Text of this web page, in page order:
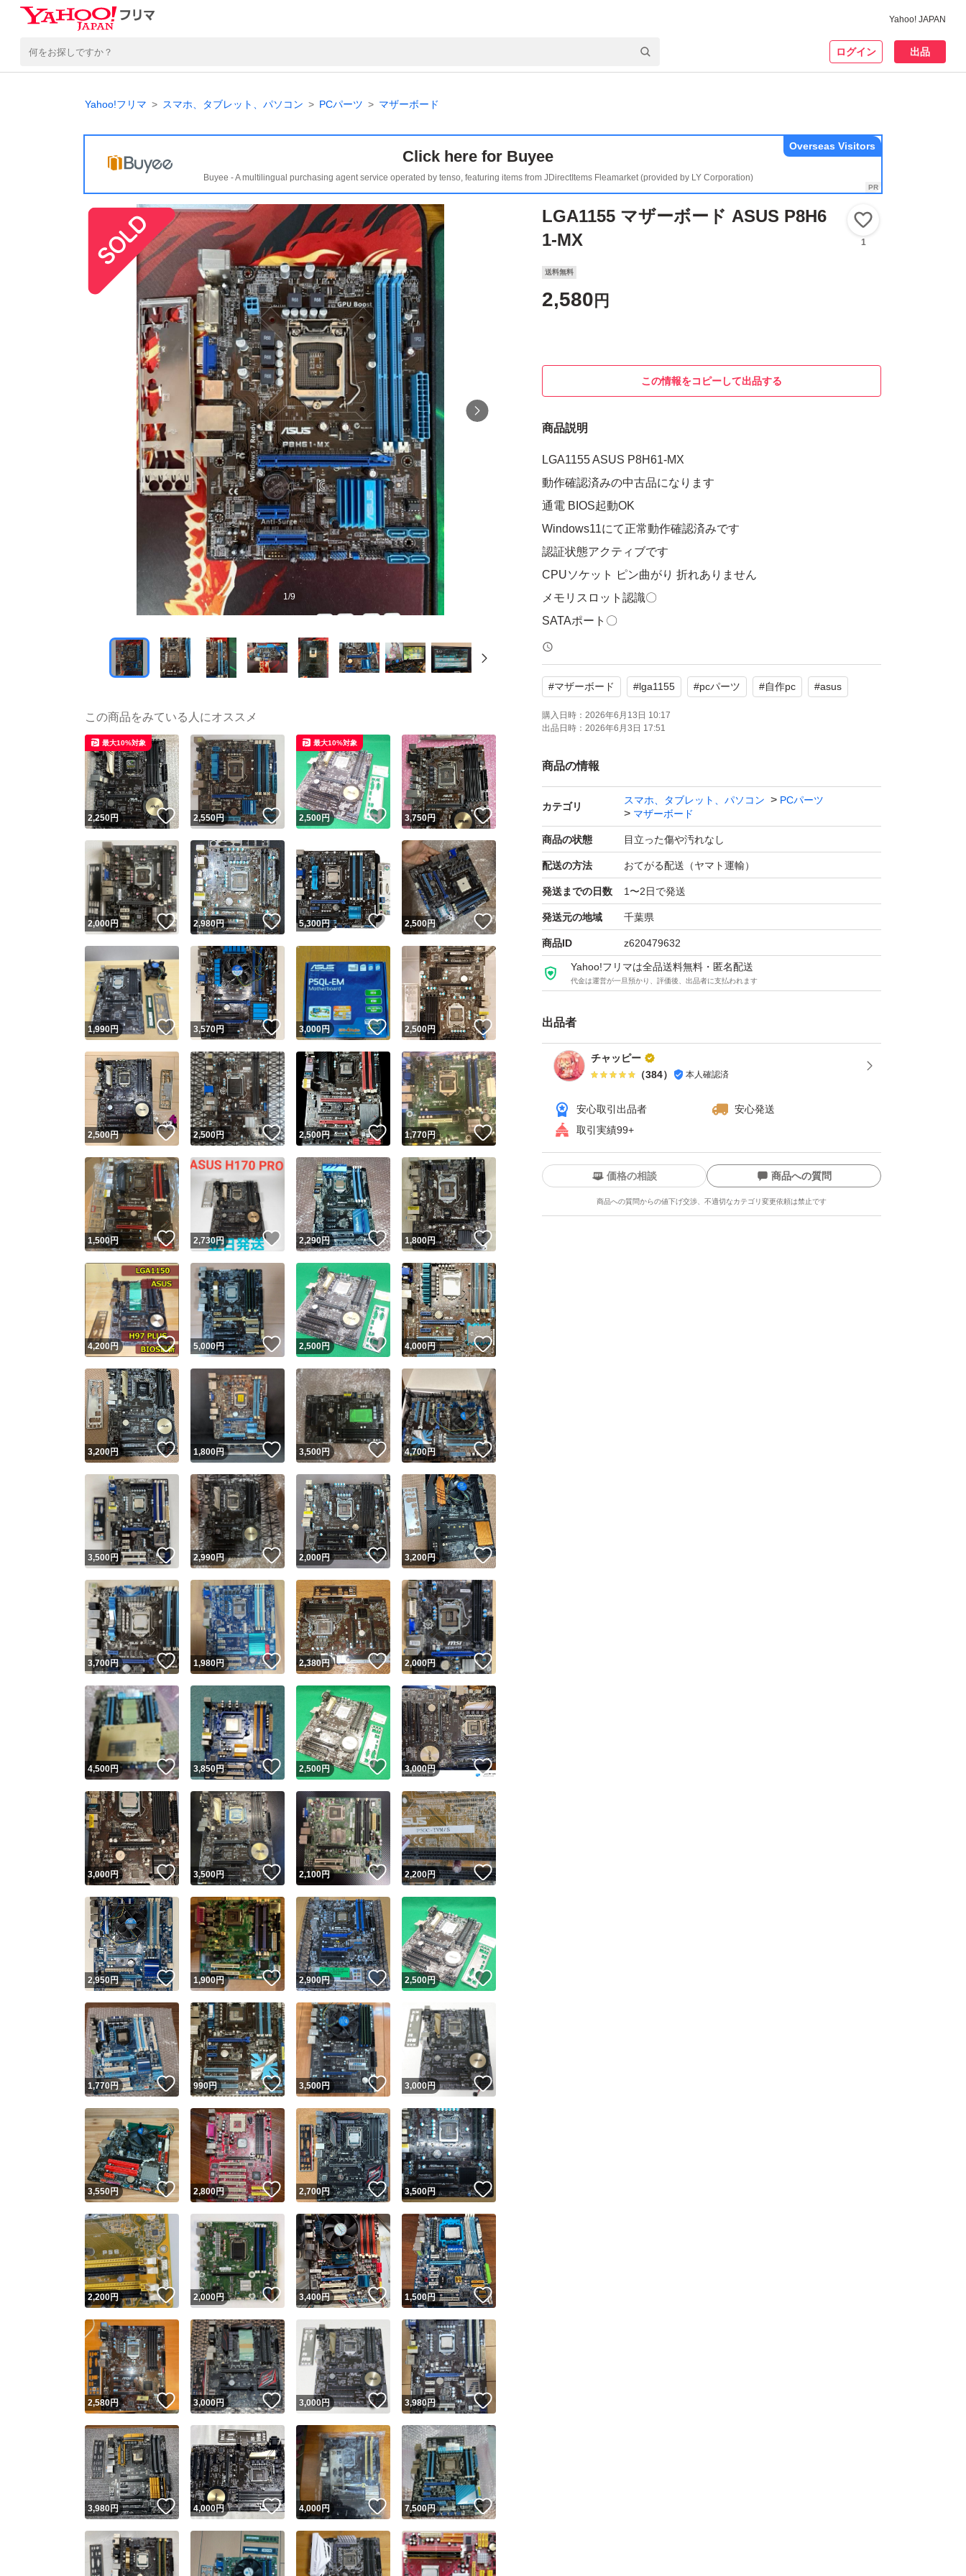
Yahoo! JAPAN
ログイン 出品
Yahoo!フリマ スマホ、タブレット、パソコン PCパーツ マザーボード
Click here for Buyee
Buyee - A multilingual purchasing agent service operated by tenso, featuring items from JDirectItems Fleamarket (provided by LY Corporation)
Overseas Visitors
1/9
LGA1155 マザーボード ASUS P8H6
1-MX
1
送料無料
2,580 円
この情報をコピーして出品する
商品説明
LGA1155 ASUS P8H61-MX
動作確認済みの中古品になります
通電 BIOS起動OK
Windows11にて正常動作確認済みです
認証状態アクティブです
CPUソケット ピン曲がり 折れありません
メモリスロット認識〇
SATAポート〇
PCIx16〇
背面ポート〇
非喫煙 ペットなし環境での使用です
全てのデバイスを確認したわけではありませんが
問題なく動作しておりました
不具合修正のB3ステッピングです
現状でのお渡しとなります
#マザーボード #lga1155 #pcパーツ #自作pc #asus
購入日時： 2026年6月13日 10:17
出品日時： 2026年6月3日 17:51
商品の情報
カテゴリ
スマホ、タブレット、パソコン
PCパーツ
マザーボード
商品の状態 目立った傷や汚れなし
配送の方法 おてがる配送（ヤマト運輸）
発送までの日数 1〜2日で発送
発送元の地域 千葉県
商品ID z620479632
Yahoo!フリマは全品送料無料・匿名配送
代金は運営が一旦預かり、評価後、出品者に支払われます
出品者
チャッピー
（384） 本人確認済
安心取引出品者
安心発送
取引実績99+
ユーザーの実績について
Yahoo!フリマが定めた一定の基準を満たしたユーザーにバッジを付与しています
安心取引出品者
安心取引出品者 Yahoo!フリマの基準をクリアした安心・安全なユーザーです
取引実績
取引実績◯+ このユーザーはYahoo!フリマの取引を完了させた実績があります
他フリマ実績◯+ このユーザーは他フリマサービスでの取引実績があります
スピード&安心発送
※このバッジは実績に基づく表示であり、発送を保証しているものではありません
スピード＆安心発送
このユーザーは高頻度で24時間以内＆設定した発送日数内に発送してい
ます
スピード発送 このユーザーは高頻度で24時間以内に発送しています
安心発送 このユーザーは設定した発送日数内に発送しています
価格の相談 商品への質問
商品への質問からの値下げ交渉、不適切なカテゴリ変更依頼は禁止です
この商品の情報をコピーします
商品画像の無断転載は禁止されています
コピーは1商品につき1回です
出品ページへ
キャンセル
この商品をみている人にオススメ
2,250円 いいね！
最大10%対象
2,550円 いいね！
2,500円 いいね！
最大10%対象
3,750円 いいね！
2,000円 いいね！
2,980円 いいね！
5,300円 いいね！
2,500円 いいね！
1,990円 いいね！
3,570円 いいね！
3,000円 いいね！
2,500円
2,500円 いいね！
2,500円 いいね！
2,500円 いいね！
1,770円 いいね！
1,500円 いいね！
2,730円 いいね！
2,290円 いいね！
1,800円
4,200円 いいね！
5,000円 いいね！
2,500円 いいね！
4,000円 いいね！
3,200円 いいね！
1,800円 いいね！
3,500円 いいね！
4,700円 いいね！
3,500円 いいね！
2,990円 いいね！
2,000円 いいね！
3,200円 いいね！
3,700円 いいね！
1,980円 いいね！
2,380円 いいね！
2,000円
4,500円 いいね！
3,850円 いいね！
2,500円 いいね！
3,000円 いいね！
3,000円 いいね！
3,500円 いいね！
2,100円 いいね！
2,200円 いいね！
2,950円 いいね！
1,900円 いいね！
2,900円 いいね！
2,500円
1,770円 いいね！
990円 いいね！
3,500円 いいね！
3,000円 いいね！
3,550円 いいね！
2,800円 いいね！
2,700円 いいね！
3,500円
2,200円 いいね！
2,000円 いいね！
3,400円 いいね！
1,500円 いいね！
2,580円 いいね！
3,000円 いいね！
3,000円 いいね！
3,980円
3,980円 いいね！
4,000円 いいね！
4,000円 いいね！
7,500円 いいね！